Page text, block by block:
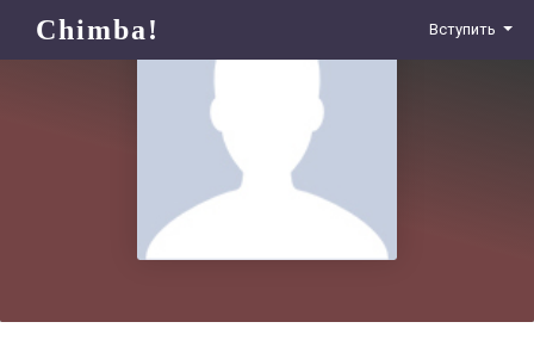
Chimba! Вступить